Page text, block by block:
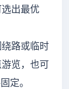
出最优
路或临时
览，也可
定。